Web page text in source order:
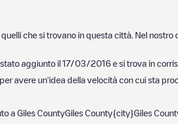
quelli che si trovano in questa città. Nel
stato aggiunto il 17/03/2016 e si trova in
avere un'idea della velocità con cui sta
a Giles CountyGiles County{city}Giles